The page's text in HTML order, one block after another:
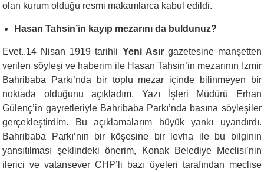
olan kurum olduğu resmi makamlarca kabul edildi.
Hasan Tahsin’in kayıp mezarını da buldunuz?
Evet..14 Nisan 1919 tarihli Yeni Asırgazetesine manşetten
verilen söyleşi ve haberim ile Hasan Tahsin’in mezarının İzmir
Bahribaba Parkı’nda bir toplu mezar içinde bilinmeyen bir
noktada olduğunu açıkladım. Yazı İşleri Müdürü Erhan
Gülenç’in gayretleriyle Bahribaba Parkı’nda basına söyleşiler
gerçekleştirdim. Bu açıklamalarım büyük yankı uyandırdı.
Bahribaba Parkı’nın bir köşesine bir levha ile bu bilginin
yansıtılması şeklindeki önerim, Konak Belediye Meclisi’nin
ilerici ve vatansever CHP’li bazı üyeleri tarafından meclise